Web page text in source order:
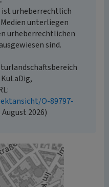
urheberrechtlich
unterliegen
urheberrechtlichen
sind.
O-89797-
2026)